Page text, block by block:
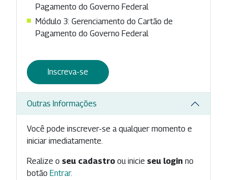
Pagamento do Governo Federal
Módulo 3: Gerenciamento do Cartão de
Pagamento do Governo Federal
Inscreva-se
Outras Informações
Você pode inscrever-se a qualquer momento e
iniciar imediatamente.
Realize o seu cadastro ou inicie seu login no
botão Entrar.